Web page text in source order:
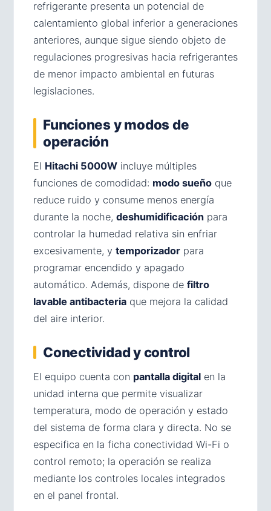
refrigerante presenta un potencial de
calentamiento global inferior a generaciones
anteriores, aunque sigue siendo objeto de
regulaciones progresivas hacia refrigerantes
de menor impacto ambiental en futuras
legislaciones.
Funciones y modos de
operación
El Hitachi 5000W incluye múltiples
funciones de comodidad: modo sueño que
reduce ruido y consume menos energía
durante la noche, deshumidificación para
controlar la humedad relativa sin enfriar
excesivamente, y temporizador para
programar encendido y apagado
automático. Además, dispone de filtro
lavable antibacteria que mejora la calidad
del aire interior.
Conectividad y control
El equipo cuenta con pantalla digital en la
unidad interna que permite visualizar
temperatura, modo de operación y estado
del sistema de forma clara y directa. No se
especifica en la ficha conectividad Wi-Fi o
control remoto; la operación se realiza
mediante los controles locales integrados
en el panel frontal.